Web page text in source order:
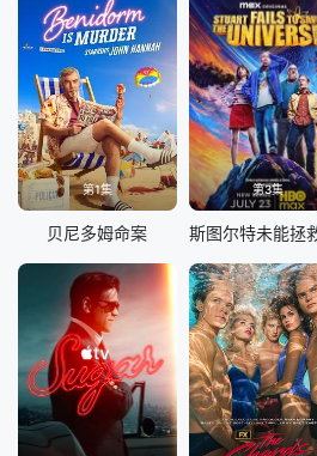
第1集
贝尼多姆命案
第3集